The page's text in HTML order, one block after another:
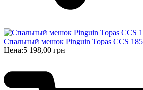
Спальный мешок Pinguin Topas CCS 185
Цена:5 198,00 грн